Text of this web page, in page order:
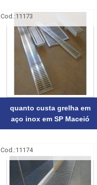
Cod.:11173
quanto custa grelha em
aço inox em SP Maceió
Cod.:11174